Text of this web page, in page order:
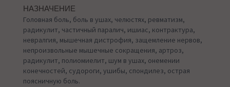
НАЗНАЧЕНИЕ
Головная боль, боль в ушах, челюстях, ревматизм,
радикулит, частичный паралич, ишиас, контрактура,
невралгия, мышечная дистрофия, защемление нервов,
непроизвольные мышечные сокращения, артроз,
радикулит, полиомиелит, шум в ушах, онемении
конечностей, судороги, ушибы, спондилез, острая
поясничную боль.